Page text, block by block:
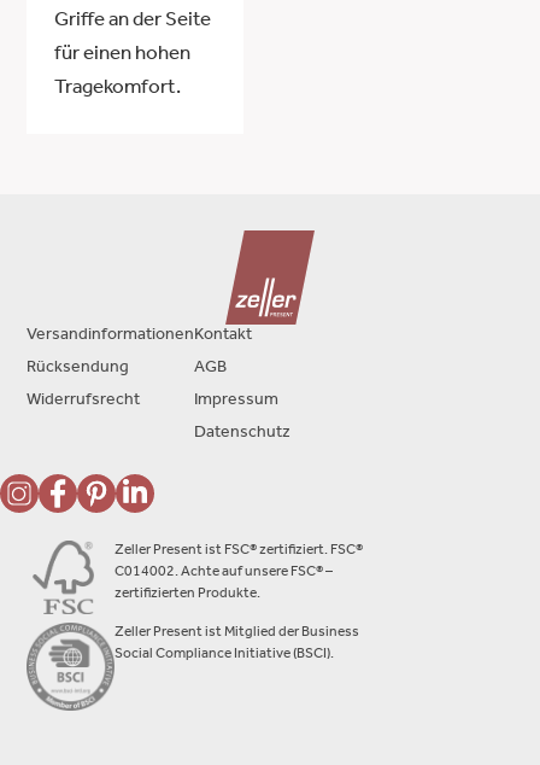
Griffe an der Seite
für einen hohen
Tragekomfort.
Zeller Present ist FSC® zertifiziert. FSC®
C014002. Achte auf unsere FSC® –
zertifizierten Produkte.
Zeller Present ist Mitglied der Business
Social Compliance Initiative (BSCI).
Versandinformationen
Rücksendung
Widerrufsrecht
Kontakt
AGB
Impressum
Datenschutz